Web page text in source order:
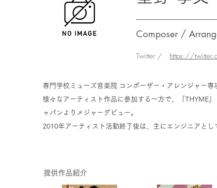
Composer /
Twitter / https://
専門学校ミューズ音楽院 コンポーザー・アレンジャー専
様々なアーティスト作品に参加する一方で、「THYME
ャパンよりメジャーデビュー。
2010年アーティスト活動終了後は、主にエンジニアと
提供作品紹介